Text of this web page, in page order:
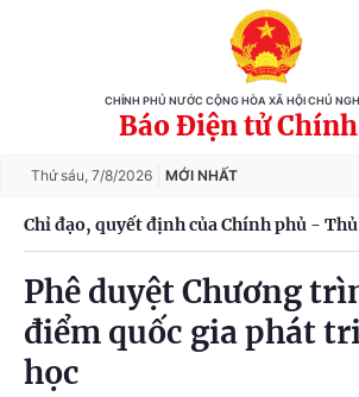
CHÍNH PHỦ NƯỚC CỘNG HÒA XÃ HỘI CHỦ
Báo Điện tử
Thứ sáu, 7/8/2026 MỚI NHẤT
Chỉ đạo, quyết định của Chính phủ -
Phê duyệt Chương
điểm quốc gia phát
học